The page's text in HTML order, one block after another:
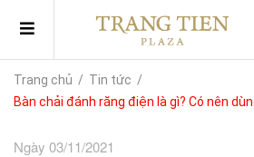
Trang chủ / Tin tức /
Bàn chải đánh răng điện là gì? Có nên
Ngày 03/11/2021